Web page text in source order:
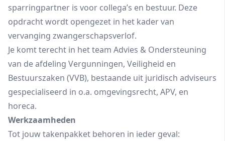
sparringpartner is voor collega’s en bestuur. Deze
opdracht wordt opengezet in het kader van
vervanging zwangerschapsverlof.
Je komt terecht in het team Advies & Ondersteuning
van de afdeling Vergunningen, Veiligheid en
Bestuurszaken (VVB), bestaande uit juridisch adviseurs
gespecialiseerd in o.a. omgevingsrecht, APV, en
horeca.
Werkzaamheden
Tot jouw takenpakket behoren in ieder geval: